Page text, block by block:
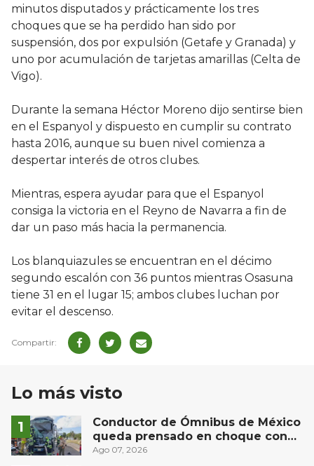
minutos disputados y prácticamente los tres
choques que se ha perdido han sido por
suspensión, dos por expulsión (Getafe y Granada) y
uno por acumulación de tarjetas amarillas (Celta de
Vigo).
Durante la semana Héctor Moreno dijo sentirse bien
en el Espanyol y dispuesto en cumplir su contrato
hasta 2016, aunque su buen nivel comienza a
despertar interés de otros clubes.
Mientras, espera ayudar para que el Espanyol
consiga la victoria en el Reyno de Navarra a fin de
dar un paso más hacia la permanencia.
Los blanquiazules se encuentran en el décimo
segundo escalón con 36 puntos mientras Osasuna
tiene 31 en el lugar 15; ambos clubes luchan por
evitar el descenso.
Lo más visto
Conductor de Ómnibus de México
queda prensado en choque con
materialista en San Juan del Río
Ago 07, 2026